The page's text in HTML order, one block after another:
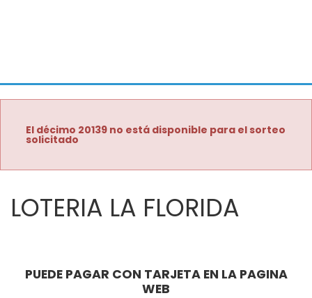
El décimo 20139 no está disponible para el sorteo
solicitado
LOTERIA LA FLORIDA
PUEDE PAGAR CON TARJETA EN LA PAGINA
WEB